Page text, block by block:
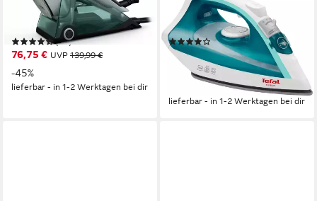
Bügeleisen und Dampfglätter,
25 g/Min. Dampfmenge
(22)
76,75 € UVP 139,99 €
-45%
lieferbar - in 1-2 Werktagen bei dir
Dampfstoß, 1800 W, 20
g/Min. kontinuierlicher Dampf,
Antihaft-Bügelsohle,
weiß/türkis
(117)
19,99 € UVP54,99 €
nur diesen Monat
lieferbar - in 1-2 Werktagen bei dir